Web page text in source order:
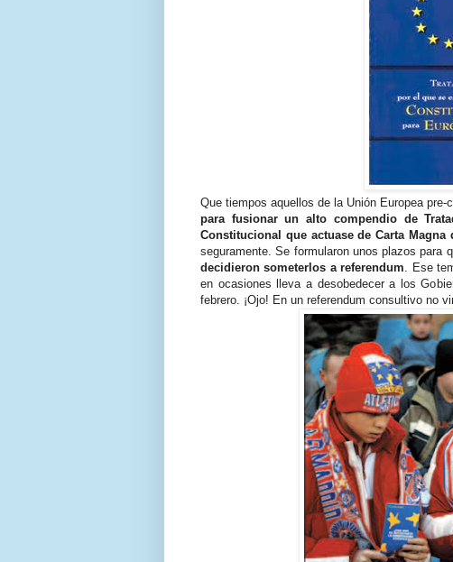
Que tiempos aquellos de la Unión Europea
para fusionar un alto compendio de
Constitucional que actuase de Carta Magna
seguramente. Se formularon unos plazos para
decidieron someterlos a referendum . Ese
en ocasiones lleva a desobedecer a los
febrero. ¡Ojo! En un referendum consultivo no